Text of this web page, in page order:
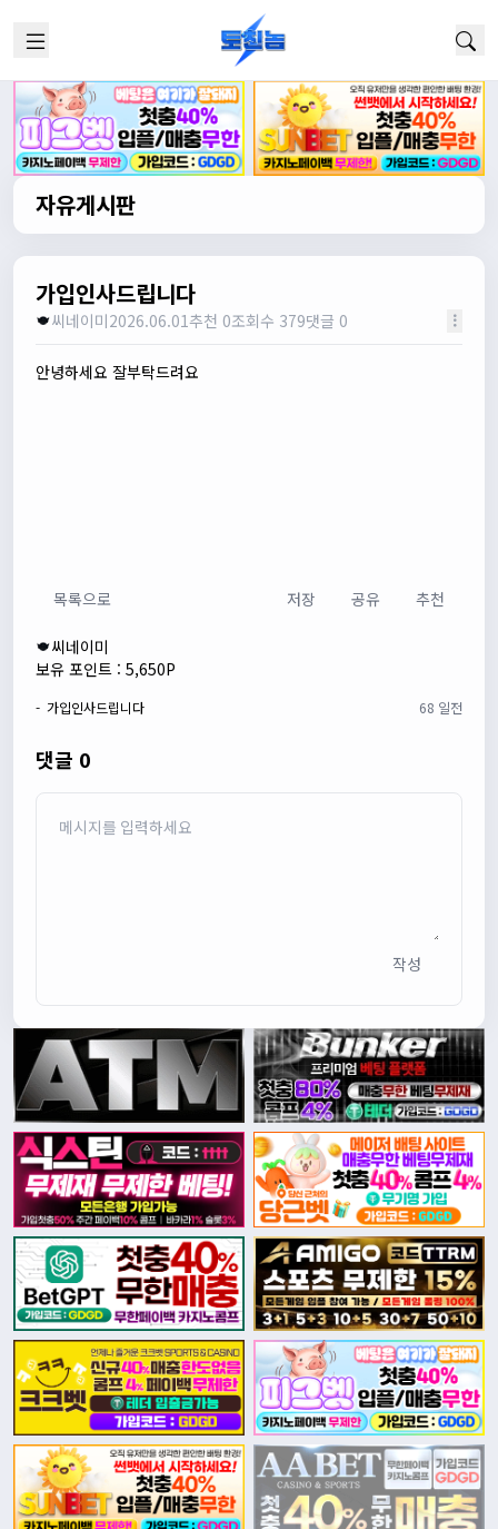
자유게시판
가입인사드립니다
씨네이미2026.06.01추천 0조회수 379댓글 0
안녕하세요 잘부탁드려요
목록으로 저장 공유 추천
씨네이미
보유 포인트 : 5,650P
- 가입인사드립니다 68 일전
댓글 0
작성